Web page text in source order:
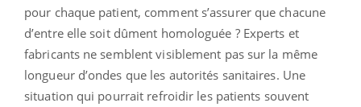
pour chaque patient, comment s’assurer que chacune
d’entre elle soit dûment homologuée ? Experts et
fabricants ne semblent visiblement pas sur la même
longueur d’ondes que les autorités sanitaires. Une
situation qui pourrait refroidir les patients souvent